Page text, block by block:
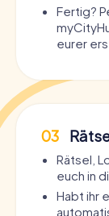
Fertig?
eurer
03
Rätsel,
euch in
Habt ihr